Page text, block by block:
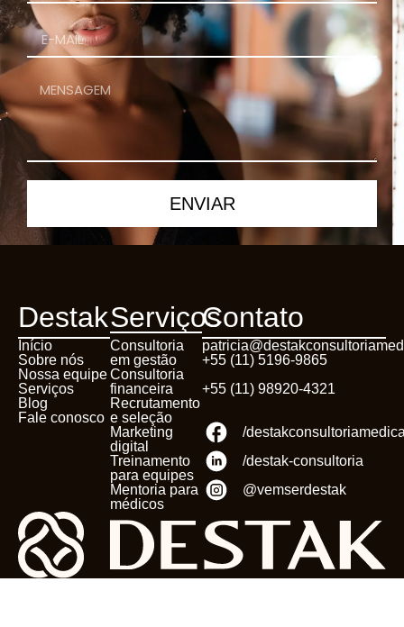
ENVIAR
Destak
Início
Sobre nós
Nossa equipe
Serviços
Blog
Fale conosco
Serviços
Consultoria
em gestão
Consultoria
financeira
Recrutamento
e seleção
Marketing
digital
Treinamento
para equipes
Mentoria para
médicos
Contato
+55 (11) 5196-9865
+55 (11) 98920-4321
/
/destak-consultoria
@vemserdestak